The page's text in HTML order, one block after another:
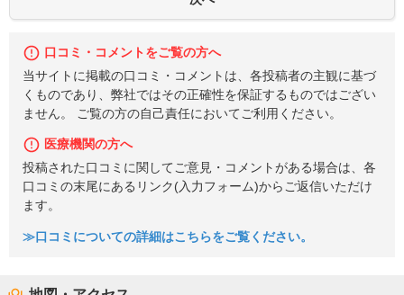
口コミ・コメントをご覧の方へ
当サイトに掲載の口コミ・コメントは、各投稿者の主観に基づ
くものであり、弊社ではその正確性を保証するものではござい
ません。 ご覧の方の自己責任においてご利用ください。
医療機関の方へ
投稿された口コミに関してご意見・コメントがある場合は、各
口コミの末尾にあるリンク(入力フォーム)からご返信いただけ
ます。
≫口コミについての詳細はこちらをご覧ください。